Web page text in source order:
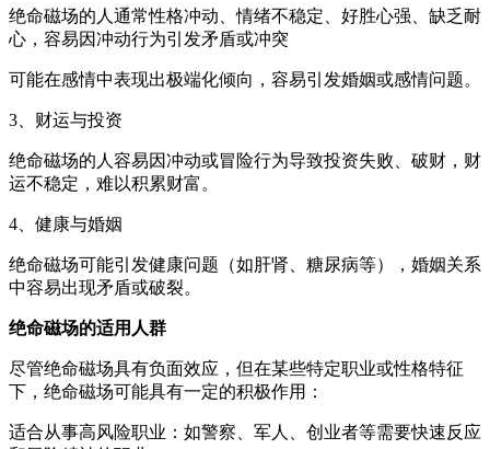
绝命磁场的人通常性格冲动、情绪不稳定、好胜心强、缺乏耐
心，容易因冲动行为引发矛盾或冲突
可能在感情中表现出极端化倾向，容易引发婚姻或感情问题。
3、财运与投资
绝命磁场的人容易因冲动或冒险行为导致投资失败、破财，财
运不稳定，难以积累财富。
4、健康与婚姻
绝命磁场可能引发健康问题（如肝肾、糖尿病等），婚姻关系
中容易出现矛盾或破裂。
绝命磁场的适用人群
尽管绝命磁场具有负面效应，但在某些特定职业或性格特征
下，绝命磁场可能具有一定的积极作用：
适合从事高风险职业：如警察、军人、创业者等需要快速反应